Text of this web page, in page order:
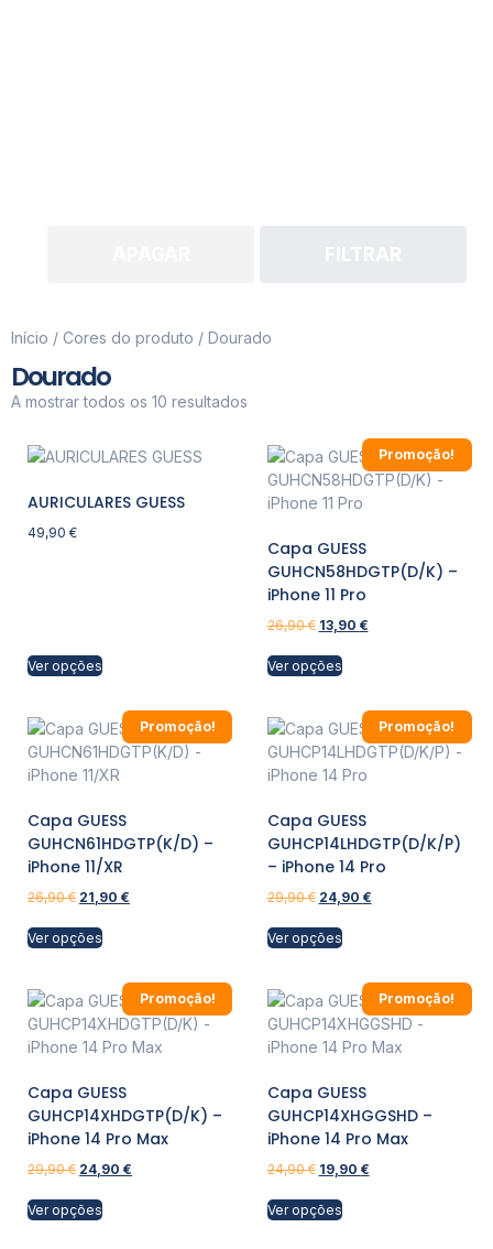
Início / Cores do produto / Dourado
Dourado
A mostrar todos os 10 resultados
AURICULARES GUESS
49,90 €
Ver opções
Promoção!
Capa GUESS
GUHCN58HDGTP(D/K) –
iPhone 11 Pro
26,90€ 13,90 €
Ver opções
Promoção!
Capa GUESS
GUHCN61HDGTP(K/D) –
iPhone 11/XR
26,90€ 21,90 €
Ver opções
Promoção!
Capa GUESS
GUHCP14LHDGTP(D/K/P)
– iPhone 14 Pro
29,90€ 24,90 €
Ver opções
Promoção!
Capa GUESS
GUHCP14XHDGTP(D/K) –
iPhone 14 Pro Max
29,90€ 24,90 €
Ver opções
Promoção!
Capa GUESS
GUHCP14XHGGSHD –
iPhone 14 Pro Max
24,90€ 19,90 €
Ver opções